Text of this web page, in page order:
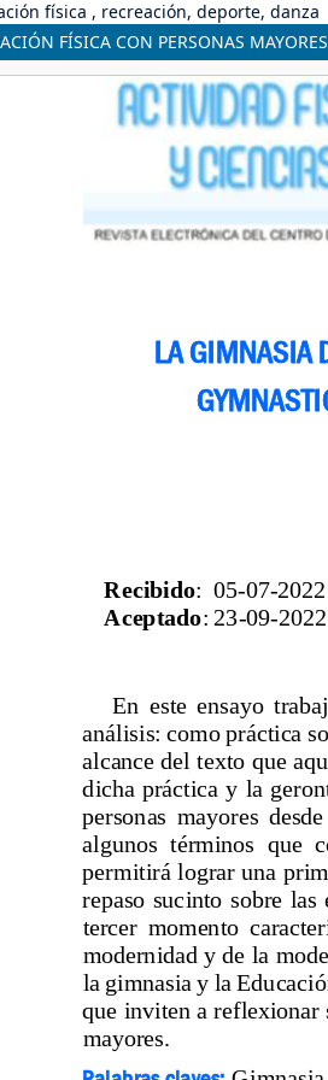
física , recreación, deporte, danza
FÍSICA CON PERSONAS MAYORES